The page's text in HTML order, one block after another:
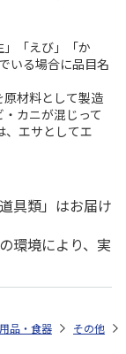
「えび」「か
いる場合に品目名
材料として製造
カニが混じって
、エサとしてエ
具類」はお届け
環境により、実
品・食器 その他